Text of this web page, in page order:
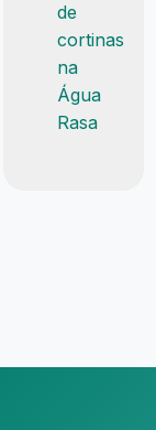
de
cortinas
na
Água
Rasa